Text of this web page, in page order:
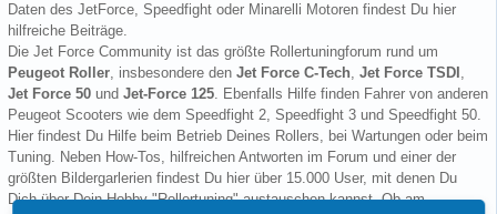
Daten des JetForce, Speedfight oder Minarelli Motoren findest Du hier
hilfreiche Beiträge.
Die Jet Force Community ist das größte Rollertuningforum rund um
Peugeot Roller, insbesondere den Jet Force C-Tech, Jet Force TSDI ,
Jet Force 50 und Jet-Force 125. Ebenfalls Hilfe finden Fahrer von anderen
Peugeot Scooters wie dem Speedfight 2, Speedfight 3 und Speedfight 50.
Hier findest Du Hilfe beim Betrieb Deines Rollers, bei Wartungen oder beim
Tuning. Neben How-Tos, hilfreichen Antworten im Forum und einer der
größten Bildergarlerien findest Du hier über 15.000 User, mit denen Du
Dich über Dein Hobby "Rollertuning" austauschen kannst. Ob am